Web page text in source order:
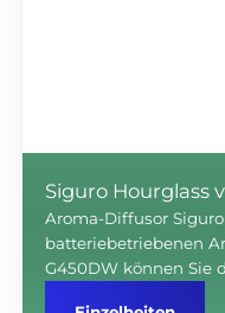
Siguro Hourglass
Aroma-Diffusor
batteriebetriebenen
G450DW können Sie